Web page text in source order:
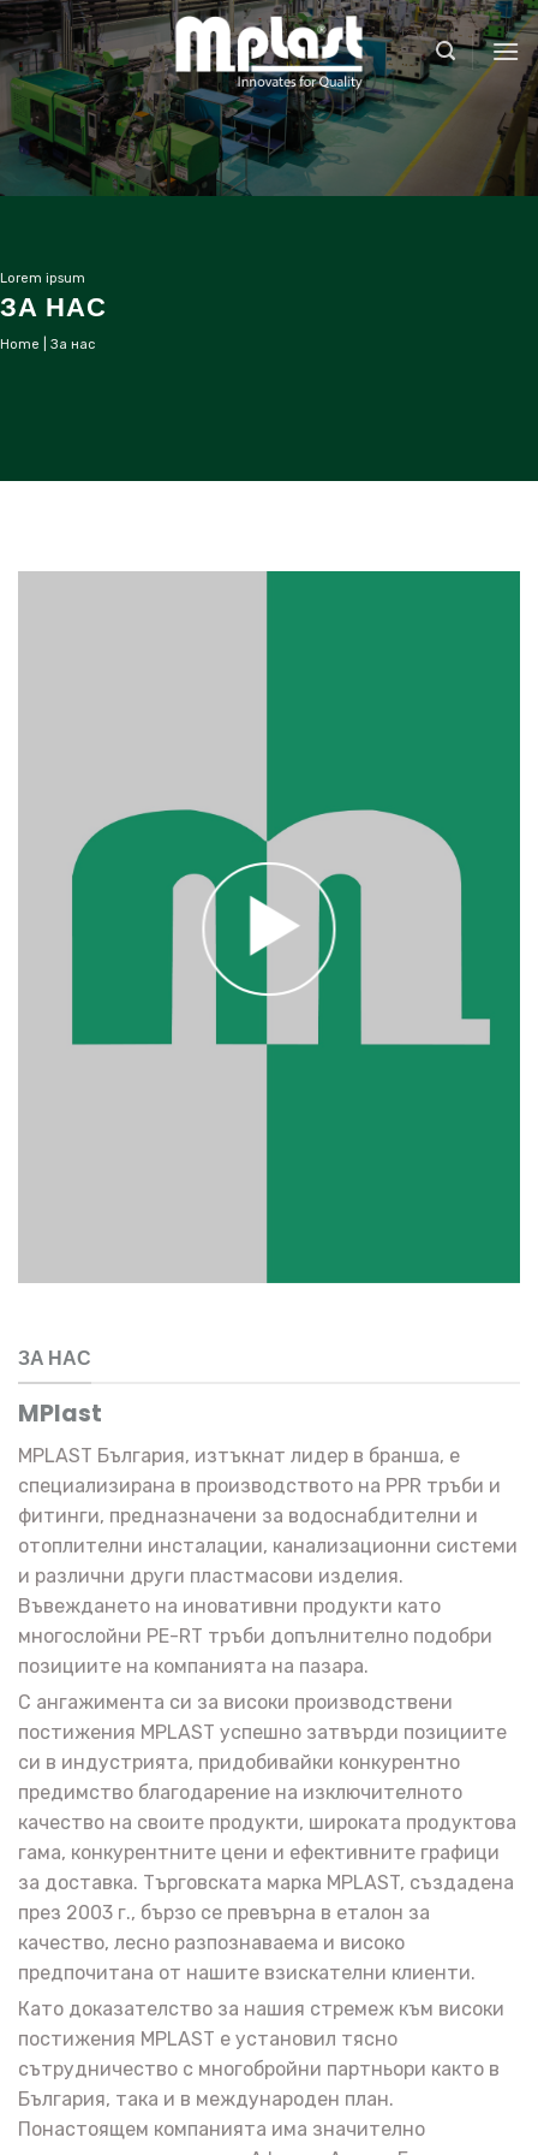
Skip
to
content
Lorem ipsum
ЗА НАС
Home За нас
ЗА НАС
MPlast
MPLAST България, изтъкнат лидер в бранша, е
специализирана в производството на PPR тръби и
фитинги, предназначени за водоснабдителни и
отоплителни инсталации, канализационни системи
и различни други пластмасови изделия.
Въвеждането на иновативни продукти като
многослойни PE-RT тръби допълнително подобри
позициите на компанията на пазара.
С ангажимента си за високи производствени
постижения MPLAST успешно затвърди позициите
си в индустрията, придобивайки конкурентно
предимство благодарение на изключителното
качество на своите продукти, широката продуктова
гама, конкурентните цени и ефективните графици
за доставка. Търговската марка MPLAST, създадена
през 2003 г., бързо се превърна в еталон за
качество, лесно разпознаваема и високо
предпочитана от нашите взискателни клиенти.
Като доказателство за нашия стремеж към високи
постижения MPLAST е установил тясно
сътрудничество с многобройни партньори както в
България, така и в международен план.
Понастоящем компанията има значително